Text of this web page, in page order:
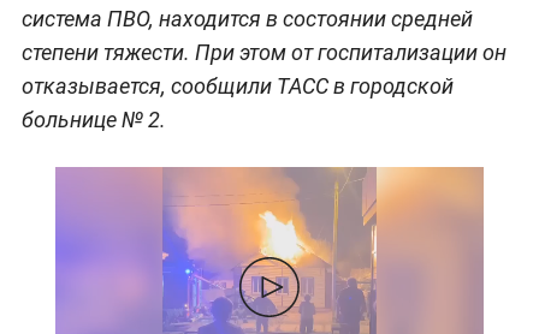
система ПВО, находится в состоянии средней
степени тяжести. При этом от госпитализации он
отказывается, сообщили ТАСС в городской
больнице № 2.